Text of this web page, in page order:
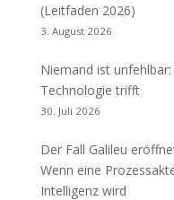
(Leitfaden 2026)
3. August 2026
Niemand ist
Technologie trifft
30. Juli 2026
Der Fall Galileu
Wenn eine
Intelligenz wird